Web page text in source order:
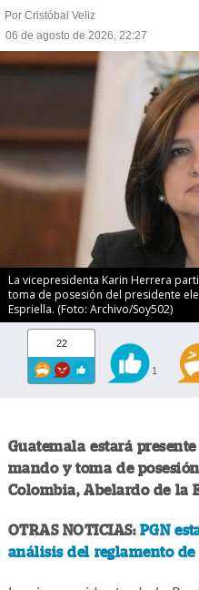
Por Cristóbal Veliz
06 de agosto de 2026, 22:27
La vicepresidenta Karin Herrera
toma de posesión del presidente
Espriella. (Foto: Archivo/Soy502)
22
1
Guatemala estará
mando y toma de
Colombia, Abelardo de la
OTRAS NOTICIAS: PGN
análisis del reglamento de